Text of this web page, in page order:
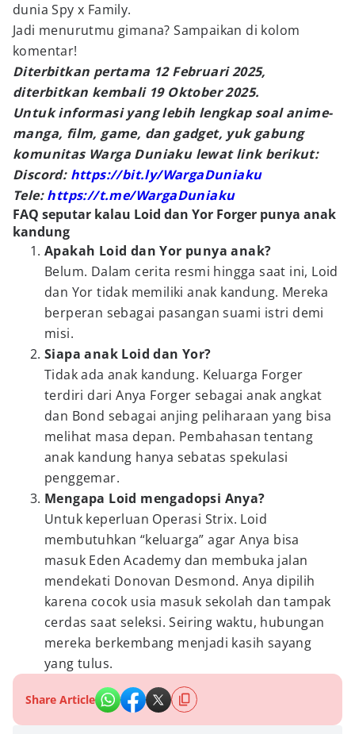
dunia Spy x Family.
Jadi menurutmu gimana? Sampaikan di kolom
komentar!
Diterbitkan pertama 12 Februari 2025,
diterbitkan kembali 19 Oktober 2025.
Untuk informasi yang lebih lengkap soal anime-
manga, film, game, dan gadget, yuk gabung
komunitas Warga Duniaku lewat link berikut:
Discord: https://bit.ly/WargaDuniaku
Tele:https://t.me/WargaDuniaku
FAQ seputar kalau Loid dan Yor Forger punya anak
kandung
Apakah Loid dan Yor punya anak?
Belum. Dalam cerita resmi hingga saat ini, Loid
dan Yor tidak memiliki anak kandung. Mereka
berperan sebagai pasangan suami istri demi
misi.
Siapa anak Loid dan Yor?
Tidak ada anak kandung. Keluarga Forger
terdiri dari Anya Forger sebagai anak angkat
dan Bond sebagai anjing peliharaan yang bisa
melihat masa depan. Pembahasan tentang
anak kandung hanya sebatas spekulasi
penggemar.
Mengapa Loid mengadopsi Anya?
Untuk keperluan Operasi Strix. Loid
membutuhkan “keluarga” agar Anya bisa
masuk Eden Academy dan membuka jalan
mendekati Donovan Desmond. Anya dipilih
karena cocok usia masuk sekolah dan tampak
cerdas saat seleksi. Seiring waktu, hubungan
mereka berkembang menjadi kasih sayang
yang tulus.
Share Article